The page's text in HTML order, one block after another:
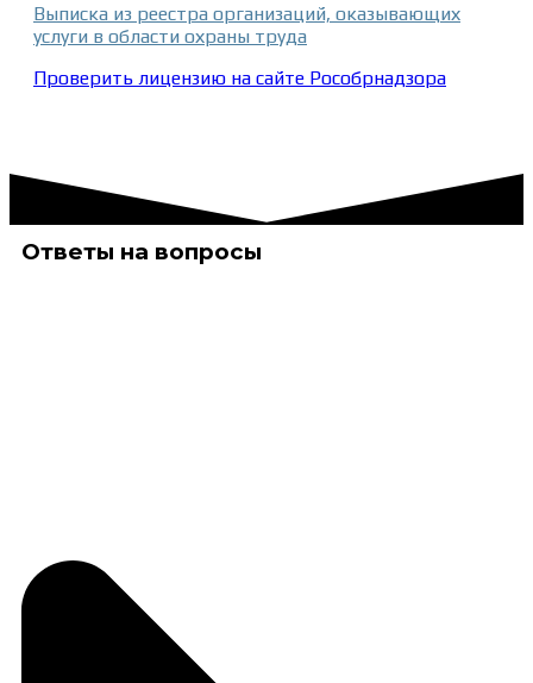
Выписка из реестра организаций, оказывающих
услуги в области охраны труда
Проверить лицензию на сайте Рособрнадзора
Ответы на вопросы